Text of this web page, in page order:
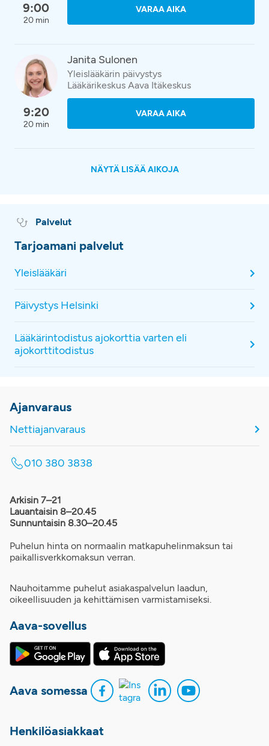
9:00
20 min
VARAA AIKA
9:20
20 min
Janita Sulonen
Yleislääkärin päivystys
Lääkärikeskus Aava Itäkeskus
VARAA AIKA
NÄYTÄ LISÄÄ AIKOJA
Palvelut
Tarjoamani palvelut
Yleislääkäri
Päivystys Helsinki
Lääkärintodistus ajokorttia varten eli
ajokorttitodistus
Ajanvaraus
Nettiajanvaraus
010 380 3838
Arkisin 7–21
Lauantaisin 8–20.45
Sunnuntaisin 8.30–20.45
Puhelun hinta on normaalin matkapuhelinmaksun tai
paikallisverkkomaksun verran.
Nauhoitamme puhelut asiakaspalvelun laadun,
oikeellisuuden ja kehittämisen varmistamiseksi.
Aava-sovellus
Aava somessa
Henkilöasiakkaat